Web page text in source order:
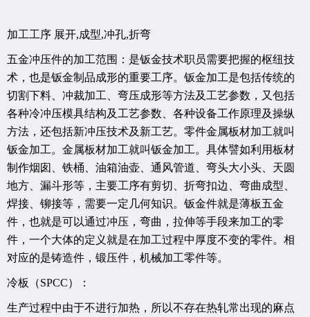
加工工序 展开,成型,冲孔,折弯
五金冲压件的加工范围：是钣金技术职员需要把握的枢纽技
术，也是钣金制品成形的重要工序。钣金加工是包括传统的
切割下料、冲裁加工、弯压成形等方法及工艺参数，又包括
各种冷冲压模具结构及工艺参数、各种设备工作原理及操纵
方法，还包括新冲压技术及新工艺。零件金属板材加工就叫
钣金加工。金属板材加工就叫钣金加工。具体譬如利用板材
制作烟囱、铁桶、油箱油壶、通风管道、弯头大小头、天圆
地方、漏斗形等，主要工序有剪切、折弯扣边、弯曲成型、
焊接、铆接等，需要一定几何知识。钣金件就是薄板五金
件，也就是可以通过冲压，弯曲，拉伸等手段来加工的零
件，一个大体的定义就是在加工过程中厚度不变的零件。相
对应的是铸造件，锻压件，机械加工零件等。
冷板（SPCC）：
生产过程中由于不进行加热，所以不存在热轧常出现的麻点